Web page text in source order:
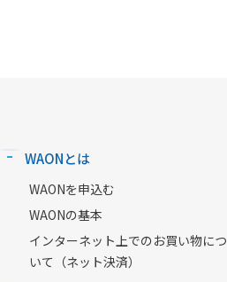
WAONとは
WAONを申込む
WAONの基本
インターネット上でのお買い物につ
いて（ネット決済）